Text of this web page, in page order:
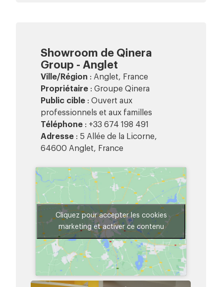
Showroom de Qinera
Group - Anglet
Ville/Région : Anglet, France
Propriétaire : Groupe Qinera
Public cible : Ouvert aux
professionnels et aux familles
Téléphone : +33 674 198 491
Adresse : 5 Allée de la Licorne,
64600 Anglet, France
Cliquez pour accepter les cookies
marketing et activer ce contenu